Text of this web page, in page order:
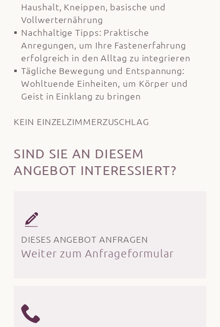
Haushalt, Kneippen, basische und
Vollwerternährung
Nachhaltige Tipps: Praktische
Anregungen, um Ihre Fastenerfahrung
erfolgreich in den Alltag zu integrieren
Tägliche Bewegung und Entspannung:
Wohltuende Einheiten, um Körper und
Geist in Einklang zu bringen
KEIN EINZELZIMMERZUSCHLAG
SIND SIE AN DIESEM
ANGEBOT INTERESSIERT?
DIESES ANGEBOT ANFRAGEN
Weiter zum Anfrageformular